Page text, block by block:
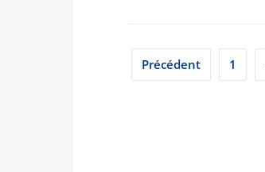
Pagination
Précédent 1